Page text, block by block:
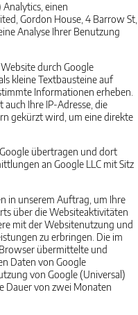
einen
Gordon House, 4 Barrow St,
Analyse Ihrer Benutzung
durch Google
kleine Textbausteine auf
Informationen erheben.
Ihre IP-Adresse, die
gekürzt wird, um eine direkte
übertragen und dort
an Google LLC mit Sitz
in unserem Auftrag, um Ihre
über die Websiteaktivitäten
mit der Websitenutzung und
zu erbringen. Die im
übermittelte und
Daten von Google
von Google (Universal)
Dauer von zwei Monaten